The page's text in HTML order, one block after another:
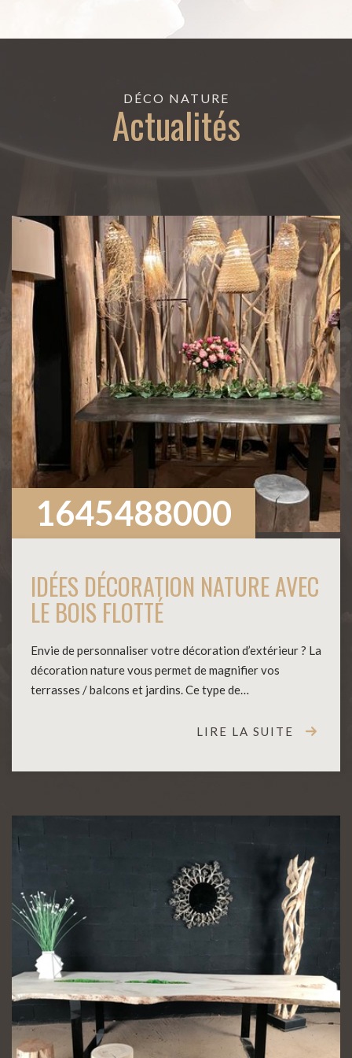
DÉCO NATURE
Actualités
1645488000
IDÉES DÉCORATION NATURE AVEC
LE BOIS FLOTTÉ
Envie de personnaliser votre décoration d’extérieur ? La
décoration nature vous permet de magnifier vos
terrasses / balcons et jardins. Ce type de…
LIRE LA SUITE